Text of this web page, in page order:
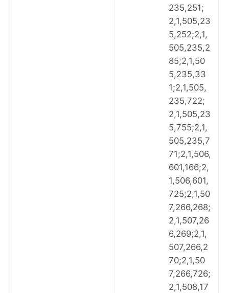
235,251;
2,1,505,23
5,252;2,1,
505,235,2
85;2,1,50
5,235,33
1;2,1,505,
235,722;
2,1,505,23
5,755;2,1,
505,235,7
71;2,1,506,
601,166;2,
1,506,601,
725;2,1,50
7,266,268;
2,1,507,26
6,269;2,1,
507,266,2
70;2,1,50
7,266,726;
2,1,508,17